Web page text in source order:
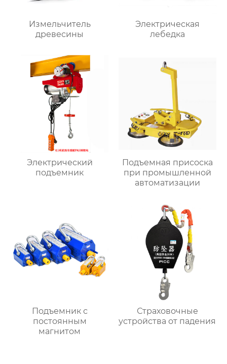
Измельчитель
древесины
Электрическая
лебедка
Электрический
подъемник
Подъемная присоска
при промышленной
автоматизации
Подъемник с
постоянным
магнитом
Страховочные
устройства от падения